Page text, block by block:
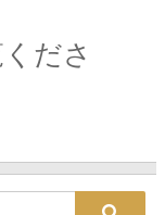
ださ